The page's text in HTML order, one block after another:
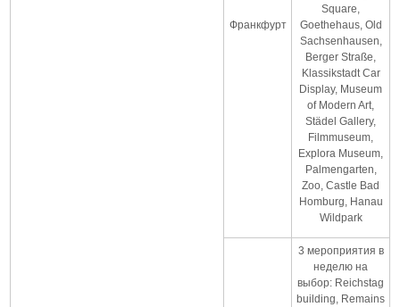
Франкфурт
Square,
Goethehaus, Old
Sachsenhausen,
Berger Straße,
Klassikstadt Car
Display, Museum
of Modern Art,
Städel Gallery,
Filmmuseum,
Explora Museum,
Palmengarten,
Zoo, Castle Bad
Homburg, Hanau
Wildpark
3 мероприятия в
неделю на
выбор: Reichstag
building, Remains